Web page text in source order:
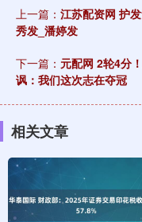
上一篇： 江苏配资网 护
秀发_潘婷发
下一篇： 元配网 2轮4分
讽：我们这次志在夺冠
相关文章